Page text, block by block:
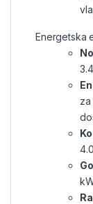
Energetska
za
4.0